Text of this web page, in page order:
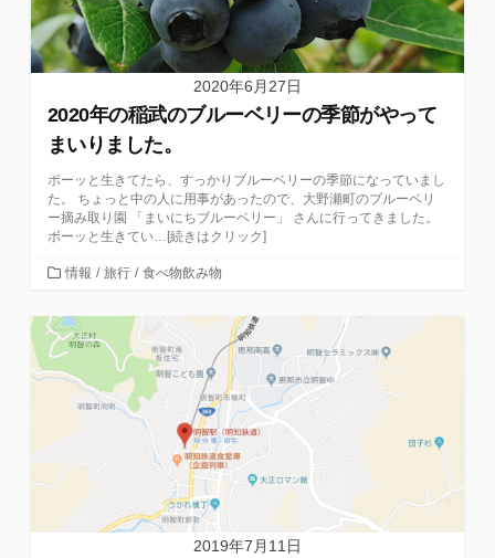
2020年6月27日
2020年の稲武のブルーベリーの季節がやって
まいりました。
ボーッと生きてたら、すっかりブルーベリーの季節になっていまし
た。 ちょっと中の人に用事があったので、大野瀬町のブルーベリ
ー摘み取り園 「まいにちブルーベリー」 さんに行ってきました。
ボーッと生きてい…[続きはクリック]
カ
ゴ
リ
ー
情報 / 旅行 / 食べ物飲み物
2019年7月11日